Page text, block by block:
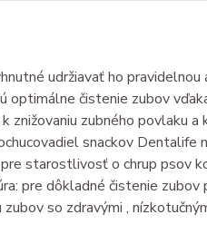
udržiavať ho
optimálne čistenie zubov
zubného povlaku a
snackov
starostlivosť o chrup psov
pre dôkladné čistenie zubov
so zdravými ,